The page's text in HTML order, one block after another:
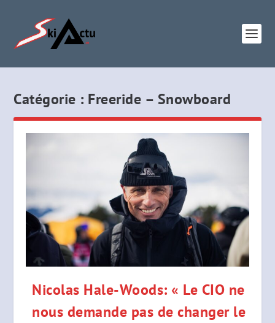
Catégorie : Freeride – Snowboard
Nicolas Hale-Woods: « Le CIO ne
nous demande pas de changer le